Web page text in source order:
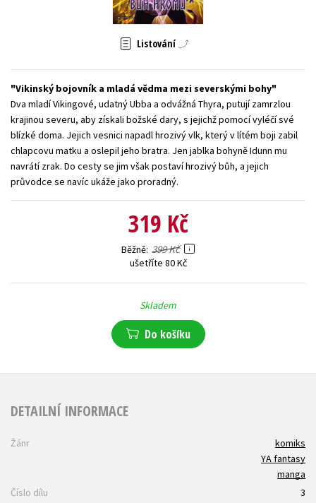
Zahraniční literatura
Všechny tituly
Listování
Vikinský bojovník a mladá vědma mezi severskými bohy
Dva mladí Vikingové, udatný Ubba a odvážná Thyra, putují zamrzlou
krajinou severu, aby získali božské dary, s jejichž pomocí vyléčí své
blízké doma. Jejich vesnici napadl hrozivý vlk, který v lítém boji zabil
chlapcovu matku a oslepil jeho bratra. Jen jablka bohyně Idunn mu
navrátí zrak. Do cesty se jim však postaví hrozivý bůh, a jejich
průvodce se navíc ukáže jako proradný.
319 Kč
Běžně 399 Kč
ušetříte 80 Kč
Skladem
Do košíku
DETAILNÍ INFORMACE
Žánr
komiks
YA fantasy
manga
Číslo dílu
3